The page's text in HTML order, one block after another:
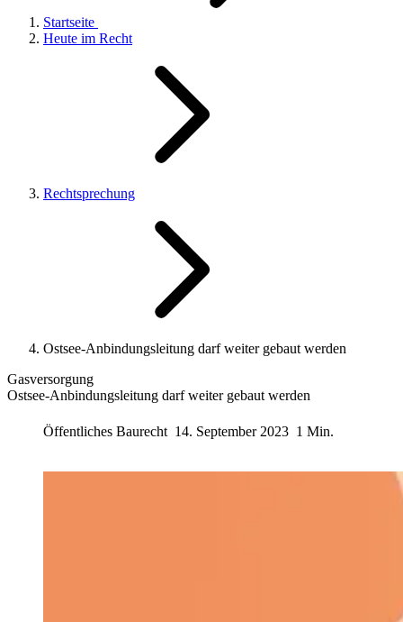
Startseite
Heute im Recht
Rechtsprechung
Ostsee-Anbindungsleitung darf weiter gebaut werden
Gasversorgung
Ostsee-Anbindungsleitung darf weiter gebaut werden
Öffentliches Baurecht 14. September 2023 1 Min.